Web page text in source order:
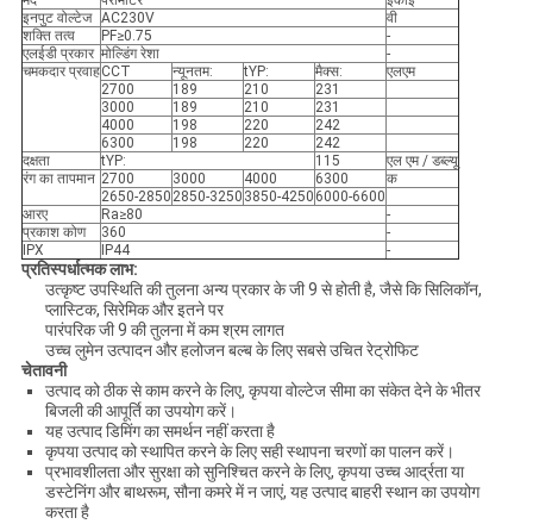
इनपुट वोल्टेज AC230V
वी
शक्ति तत्व
PF≥0.75
-
एलईडी प्रकार मोल्डिंग रेशा
-
चमकदार प्रवाहCCT न्यूनतम: tYP: मैक्स:
एलएम
2700
189 210
231
3000
189 210
231
4000
198 220
242
6300
198 220
242
दक्षता
tYP: 115
एल एम / डब्ल्यू
रंग का तापमान 2700 3000 4000 6300
क
2650-2850 2850-3250 3850-4250 6000-6600
आरए
Ra≥80
-
प्रकाश कोण
360
-
IPX
IP44 -
प्रतिस्पर्धात्मक लाभ:
उत्कृष्ट उपस्थिति की तुलना अन्य प्रकार के जी 9 से होती है, जैसे कि सिलिकॉन,
प्लास्टिक, सिरेमिक और इतने पर
पारंपरिक जी 9 की तुलना में कम श्रम लागत
उच्च लुमेन उत्पादन और हलोजन बल्ब के लिए सबसे उचित रेट्रोफिट
चेतावनी
उत्पाद को ठीक से काम करने के लिए, कृपया वोल्टेज सीमा का संकेत देने के भीतर
बिजली की आपूर्ति का उपयोग करें।
यह उत्पाद डिमिंग का समर्थन नहीं करता है
कृपया उत्पाद को स्थापित करने के लिए सही स्थापना चरणों का पालन करें।
प्रभावशीलता और सुरक्षा को सुनिश्चित करने के लिए, कृपया उच्च आर्द्रता या
डस्टेनिंग और बाथरूम, सौना कमरे में न जाएं, यह उत्पाद बाहरी स्थान का उपयोग
करता है